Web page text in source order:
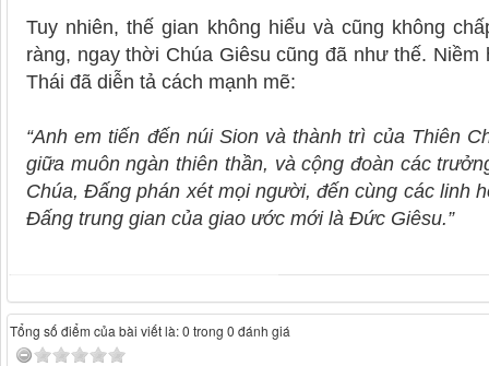
Tuy nhiên, thế gian không hiểu và cũng không
ràng, ngay thời Chúa Giêsu cũng đã như thế.
Thái đã diễn tả cách mạnh mẽ:
“Anh em tiến đến núi Sion và thành trì của Thiên
giữa muôn ngàn thiên thần, và cộng đoàn các
Chúa, Ðấng phán xét mọi người, đến cùng các linh
Ðấng trung gian của giao ước mới là Ðức Giêsu.”
Tổng số điểm của bài viết là: 0 trong 0 đánh giá